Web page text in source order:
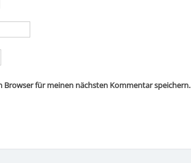
Browser für meinen nächsten Kommentar speichern.